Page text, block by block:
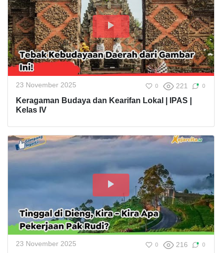
23 November 2025 0 221 0
Keragaman Budaya dan Kearifan Lokal | IPAS |
Kelas IV
23 November 2025 0 216 0